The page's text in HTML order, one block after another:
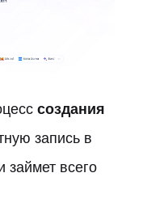
создания
запись в
займет всего